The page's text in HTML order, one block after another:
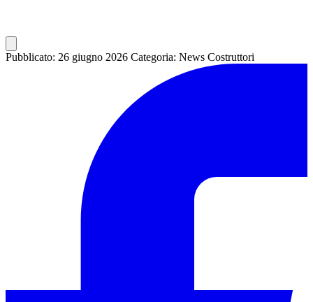
Pubblicato: 26 giugno 2026 Categoria: News Costruttori